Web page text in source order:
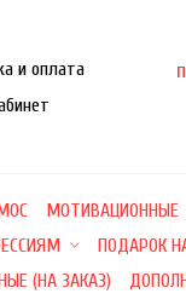
и оплата
МОТИВАЦИОННЫЕ
ПОДАРОК
(НА ЗАКАЗ)